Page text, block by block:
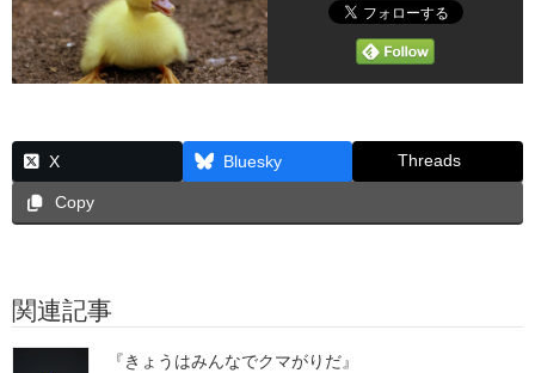
X Bluesky Threads
Copy
関連記事
『きょうはみんなでクマがりだ』